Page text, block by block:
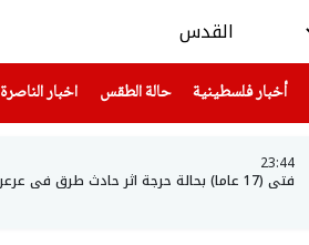
أخبار فلسطينية(current) حالة الطقس اخبار الناصرة
(current)
23:44
فتى (17 عاما) بحالة حرجة اثر حادث طرق في عرعرة النقب